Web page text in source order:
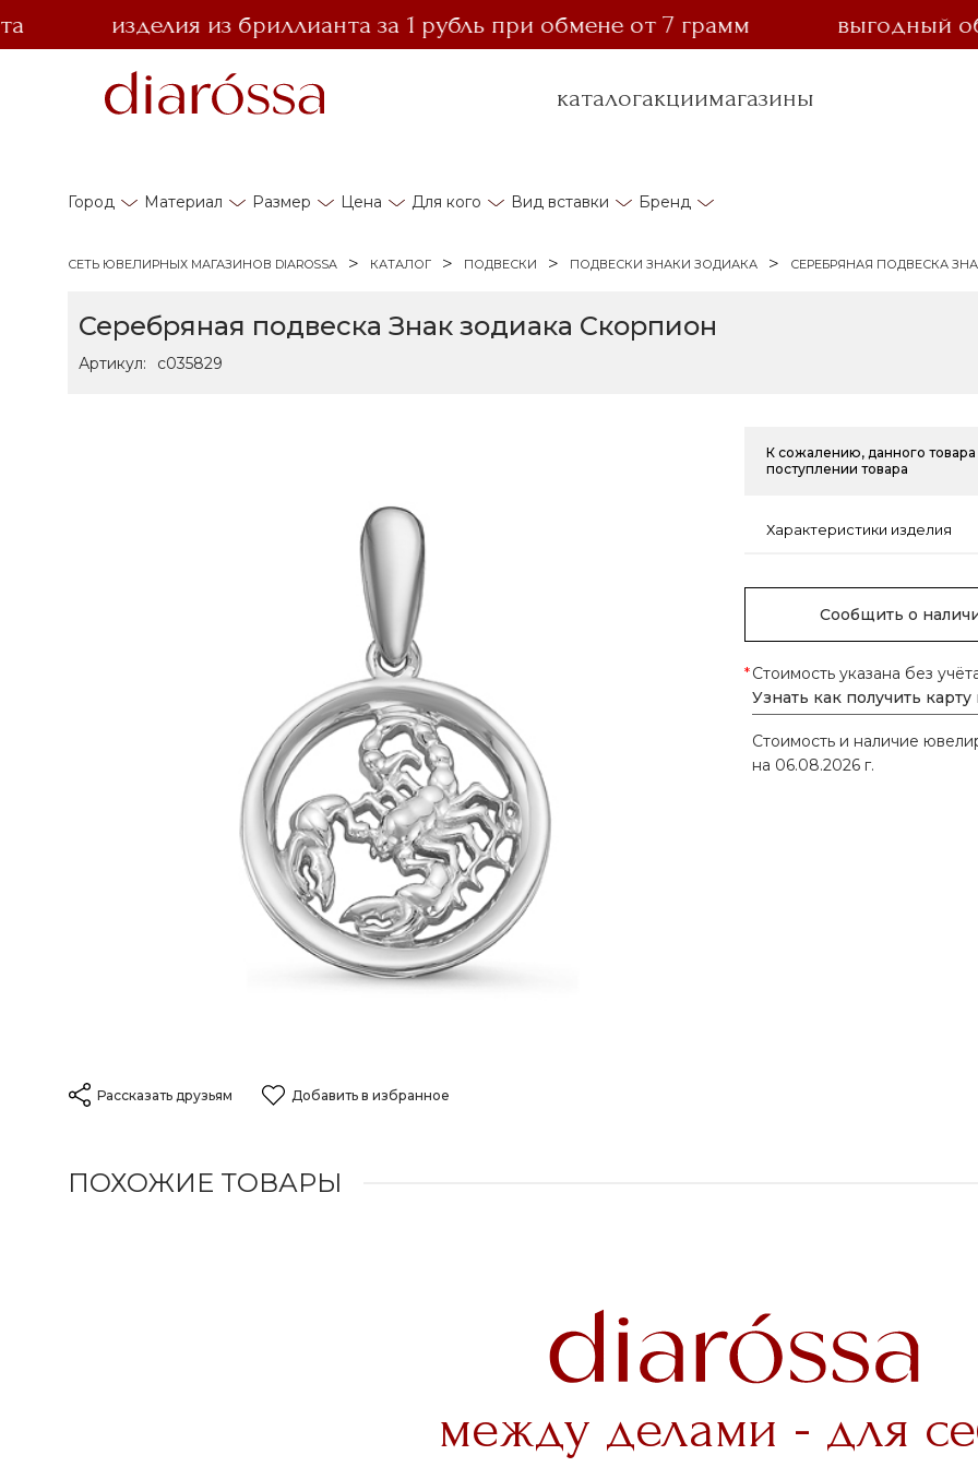
изделия из бриллианта за 1 рубль при обмене от 7 грамм выгодный
каталогакциимагазины
Город Материал Размер Цена Для кого Вид вставки Бренд
СЕТЬ ЮВЕЛИРНЫХ МАГАЗИНОВ DIAROSSA КАТАЛОГ ПОДВЕСКИ ПОДВЕСКИ ЗНАКИ ЗОДИАКА СЕРЕБРЯНАЯ ПОДВЕСКА
Серебряная подвеска Знак зодиака Скорпион
Артикул: с035829
Рассказать друзьям Добавить в избранное
К сожалению, данного
поступлении товара
Характеристики изделия
Сообщить о
*Стоимость указана без
Узнать как получить
Стоимость и наличие
на 06.08.2026 г.
ПОХОЖИЕ ТОВАРЫ
между делами - для